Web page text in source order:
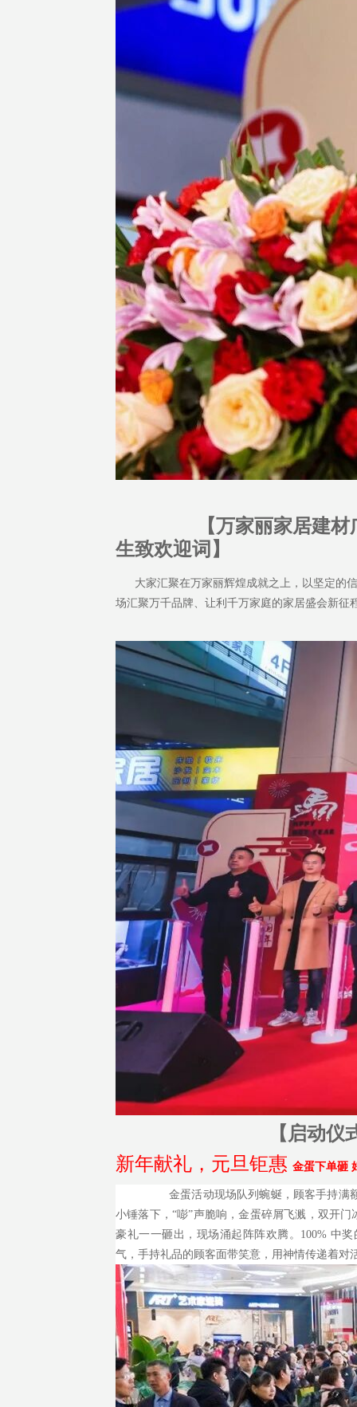
【万家丽家居建材
生致欢迎词】
大家汇聚在万家丽辉煌成就之上，以坚定的
场汇聚万千品牌、让利千万家庭的家居盛会新征
【启动仪式
新年献礼，元旦钜惠 金蛋下单砸
金蛋活动现场队列蜿蜒，顾客手持满
小锤落下，“嘭”声脆响，金蛋碎屑飞溅，双开
豪礼一一砸出，现场涌起阵阵欢腾。100% 中
气，手持礼品的顾客面带笑意，用神情传递着对